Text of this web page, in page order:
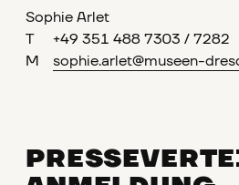
Sophie Arlet
T
+49 351 488 7303 / 7282
M
sophie.arlet@museen-